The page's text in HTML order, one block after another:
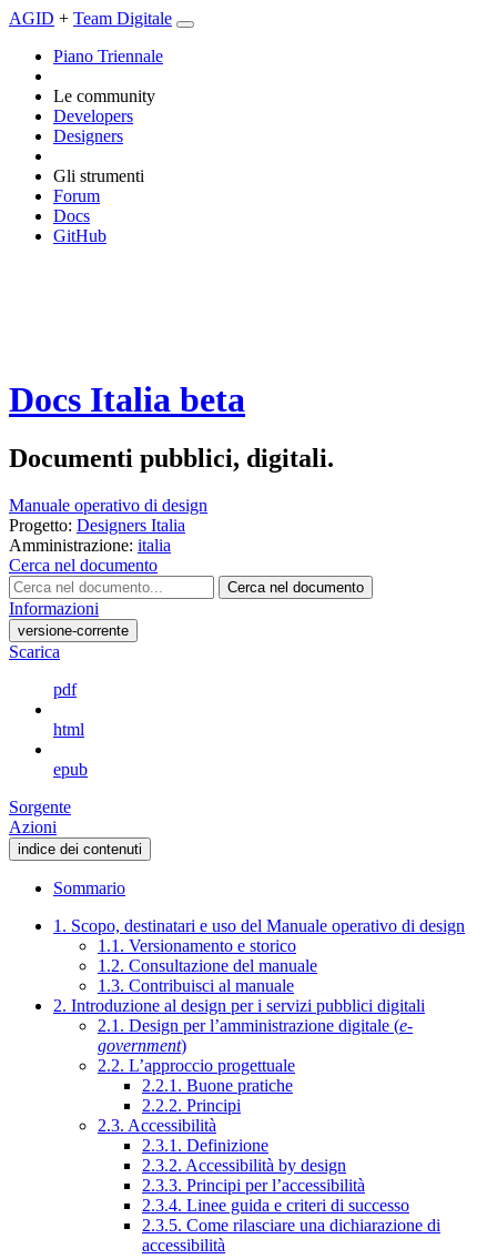
AGID + Team Digitale
Piano Triennale
Le community
Developers
Designers
Gli strumenti
Forum
Docs
GitHub
Docs Italia beta
Documenti pubblici, digitali.
Manuale operativo di design
Progetto: Designers Italia
Amministrazione: italia
Cerca nel documento
Cerca nel documento
Informazioni
versione-corrente
Scarica
pdf
html
epub
Sorgente
Azioni
indice dei contenuti
Sommario
1. Scopo, destinatari e uso del Manuale operativo di design
1.1. Versionamento e storico
1.2. Consultazione del manuale
1.3. Contribuisci al manuale
2. Introduzione al design per i servizi pubblici digitali
2.1. Design per l’amministrazione digitale (e-
government)
2.2. L’approccio progettuale
2.2.1. Buone pratiche
2.2.2. Principi
2.3. Accessibilità
2.3.1. Definizione
2.3.2. Accessibilità by design
2.3.3. Principi per l’accessibilità
2.3.4. Linee guida e criteri di successo
2.3.5. Come rilasciare una dichiarazione di
accessibilità